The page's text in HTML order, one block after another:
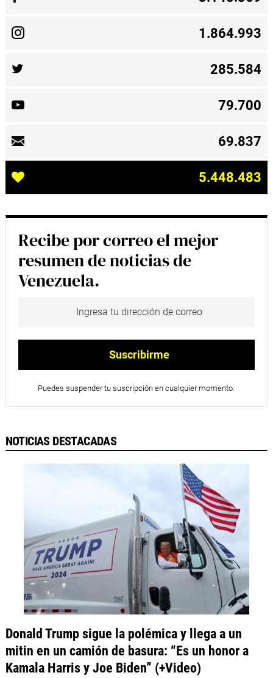
1.864.993
285.584
79.700
69.837
5.448.483
Recibe por correo el mejor
resumen de noticias de
Venezuela.
Puedes suspender tu suscripción en cualquier momento.
NOTICIAS DESTACADAS
Donald Trump sigue la polémica y llega a un
mitin en un camión de basura: “Es un honor a
Kamala Harris y Joe Biden” (+Video)